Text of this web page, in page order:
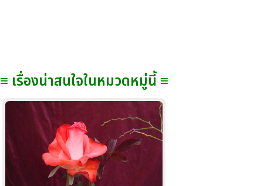
≡ เรื่องน่าสนใจในหมวดหมู่นี้ ≡